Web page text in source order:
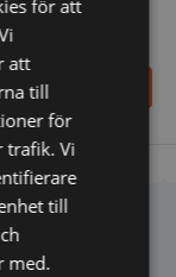
för att
att
till
för
trafik. Vi
till
med.